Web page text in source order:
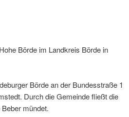
Börde im Landkreis Börde in
Börde an der Bundesstraße 1
Durch die Gemeinde fließt die
mündet.